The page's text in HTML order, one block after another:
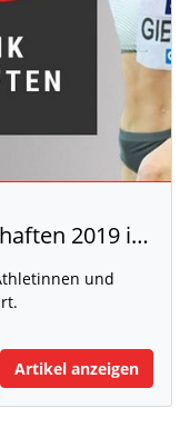
Deutsche Hallenmeisterschaften 2019 in Leipzig
und
Artikel anzeigen